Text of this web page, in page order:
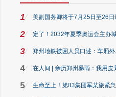
1 美副国务卿将于7月25日至26日
2 定了！2032年夏季奥运会主办
3 郑州地铁被困人员口述：车厢
4 在人间 | 亲历郑州暴雨：我用皮
5 生命至上！第83集团军某旅紧